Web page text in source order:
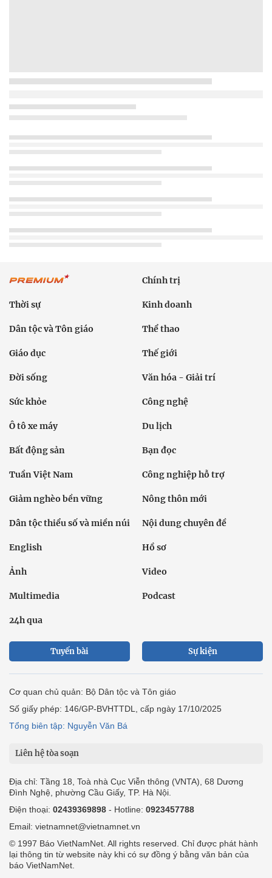
Chính trị
Thời sự Kinh doanh
Dân tộc và Tôn giáo Thể thao
Giáo dục Thế giới
Đời sống Văn hóa - Giải trí
Sức khỏe Công nghệ
Ô tô xe máy Du lịch
Bất động sản Bạn đọc
Tuần Việt Nam Công nghiệp hỗ trợ
Giảm nghèo bền vững Nông thôn mới
Dân tộc thiểu số và miền núi Nội dung chuyên đề
English Hồ sơ
Ảnh Video
Multimedia Podcast
24h qua
Tuyến bài Sự kiện
Cơ quan chủ quản: Bộ Dân tộc và Tôn giáo
Số giấy phép: 146/GP-BVHTTDL, cấp ngày 17/10/2025
Tổng biên tập: Nguyễn Văn Bá
Liên hệ tòa soạn
Địa chỉ: Tầng 18, Toà nhà Cục Viễn thông (VNTA), 68 Dương
Đình Nghệ, phường Cầu Giấy, TP. Hà Nội.
Điện thoại: 02439369898 - Hotline: 0923457788
Email: vietnamnet@vietnamnet.vn
© 1997 Báo VietNamNet. All rights reserved. Chỉ được phát hành
lại thông tin từ website này khi có sự đồng ý bằng văn bản của
báo VietNamNet.